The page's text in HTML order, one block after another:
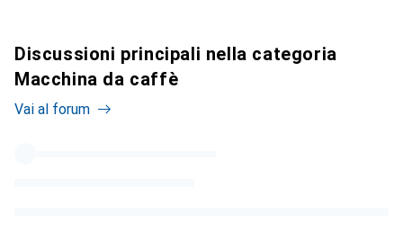
Discussioni principali nella categoria
Macchina da caffè
Vai al forum